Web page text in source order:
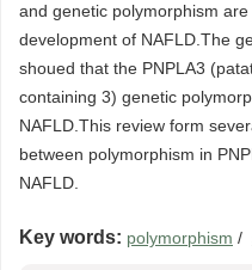
and genetic polymorphism
development of NAFLD.The
shoued that the PNPLA3
containing 3) genetic
NAFLD.This review form
between polymorphism in
NAFLD.
Key words: polymorphism /